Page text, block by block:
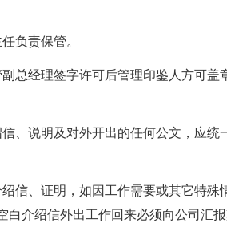
负责保管。
总经理签字许可后管理印鉴人方可盖
、说明及对外开出的任何公文，应统
信、证明，如因工作需要或其它特殊
白介绍信外出工作回来必须向公司汇